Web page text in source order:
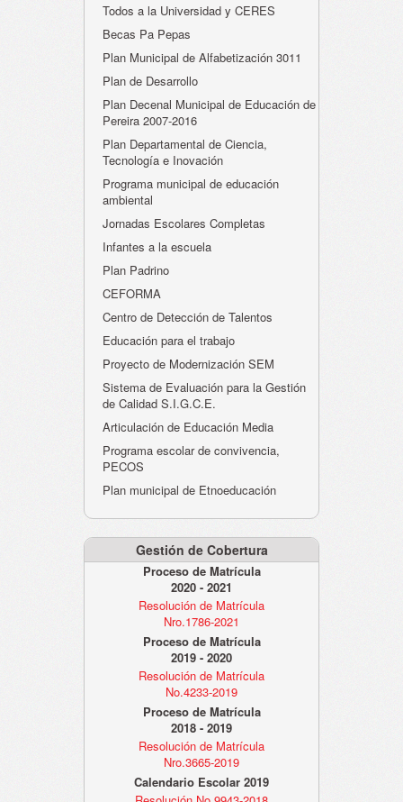
Todos a la Universidad y CERES
Becas Pa Pepas
Plan Municipal de Alfabetización 3011
Plan de Desarrollo
Plan Decenal Municipal de Educación de
Pereira 2007-2016
Plan Departamental de Ciencia,
Tecnología e Inovación
Programa municipal de educación
ambiental
Jornadas Escolares Completas
Infantes a la escuela
Plan Padrino
CEFORMA
Centro de Detección de Talentos
Educación para el trabajo
Proyecto de Modernización SEM
Sistema de Evaluación para la Gestión
de Calidad S.I.G.C.E.
Articulación de Educación Media
Programa escolar de convivencia,
PECOS
Plan municipal de Etnoeducación
Gestión de Cobertura
Proceso de Matrícula
2020 - 2021
Resolución de Matrícula
Nro.1786-2021
Proceso de Matrícula
2019 - 2020
Resolución de Matrícula
No.4233-2019
Proceso de Matrícula
2018 - 2019
Resolución de Matrícula
Nro.3665-2019
Calendario Escolar 2019